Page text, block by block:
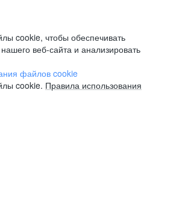
cookie, чтобы обеспечивать
веб-сайта и анализировать
файлов cookie
cookie. Правила использования